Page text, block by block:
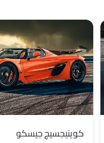
كوينيجسيج جيسكو